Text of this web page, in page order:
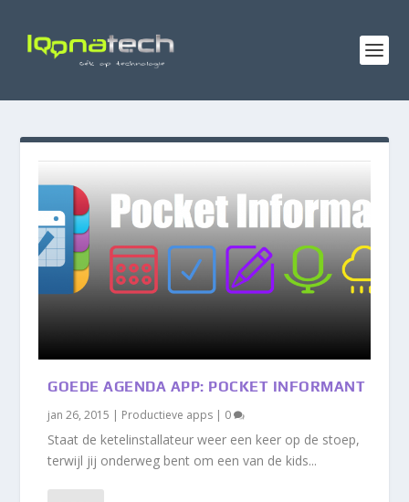
GOEDE AGENDA APP: POCKET INFORMANT
jan 26, 2015 | Productieve apps | 0
Staat de ketelinstallateur weer een keer op de stoep,
terwijl jij onderweg bent om een van de kids...